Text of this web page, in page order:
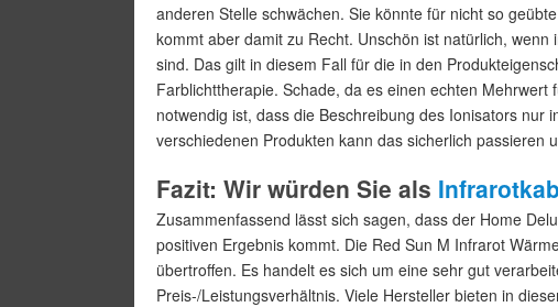
anderen Stelle schwächen. Sie könnte für nicht so
kommt aber damit zu Recht. Unschön ist natürlich,
sind. Das gilt in diesem Fall für die in den
Farblichttherapie. Schade, da es einen echten
notwendig ist, dass die Beschreibung des Ionisators nur
verschiedenen Produkten kann das sicherlich passieren
Fazit: Wir würden Sie als
Zusammenfassend lässt sich sagen, dass der Home
positiven Ergebnis kommt. Die Red Sun M Infrarot
übertroffen. Es handelt es sich um eine sehr gut
Preis-/Leistungsverhältnis. Viele Hersteller bieten in